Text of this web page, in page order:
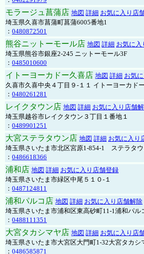
モラージュ菖蒲店 地図 詳細 お気に入り店
埼玉県久喜市菖蒲町菖蒲6005番地1
： 0480872501
熊谷ニットーモール店 地図 詳細 お気に入
埼玉県熊谷市銀座2-245 ニットーモール3F
： 0485010600
イトーヨーカドー久喜店 地図 詳細 お気
久喜市久喜中央４丁目９-１１ イトーヨーカド
： 0480261281
レイクタウン店 地図 詳細 お気に入り店舗
埼玉県越谷市レイクタウン３丁目１番地１
： 0489901251
大宮ステラタウン店 地図 詳細 お気に入り
埼玉県さいたま市北区宮原1-854-1 ステラタ
： 0486618366
浦和店 地図 詳細 お気に入り店舗登録
埼玉県さいたま市緑区中尾５１０-１
： 0487124811
浦和パルコ店 地図 詳細 お気に入り店舗解除
埼玉県さいたま市浦和区東高砂町11-1浦和パル
： 0488111351
大宮タカシマヤ店 地図 詳細 お気に入り店
埼玉県さいたま市大宮区大門町1-32大宮タカシ
： 0486585871